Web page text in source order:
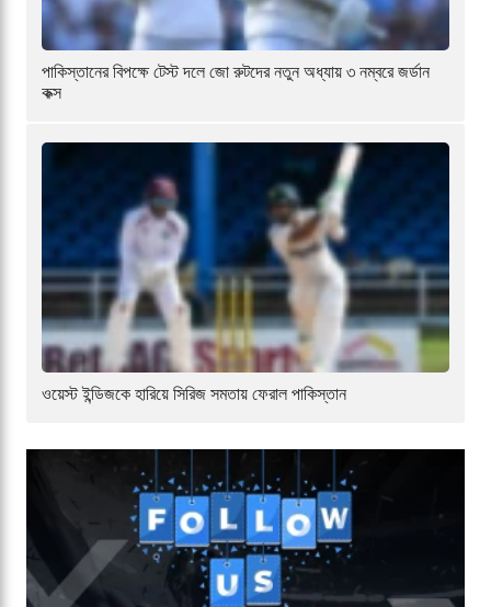
পাকিস্তানের বিপক্ষে টেস্ট দলে জো রুটদের নতুন অধ্যায় ৩ নম্বরে জর্ডান
কক্স
ওয়েস্ট ইন্ডিজকে হারিয়ে সিরিজ সমতায় ফেরাল পাকিস্তান